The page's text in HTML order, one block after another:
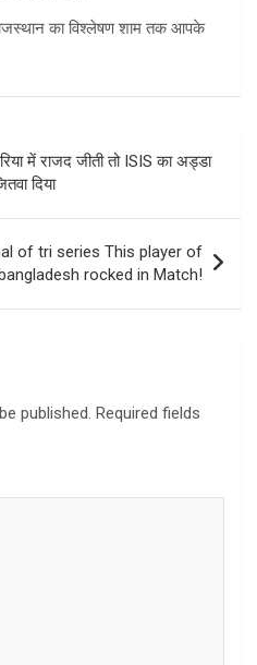
का विश्लेषण शाम तक आपके
में राजद जीती तो ISIS का अड्डा
दिया
of tri series This player of
rocked in Match!
published. Required fields